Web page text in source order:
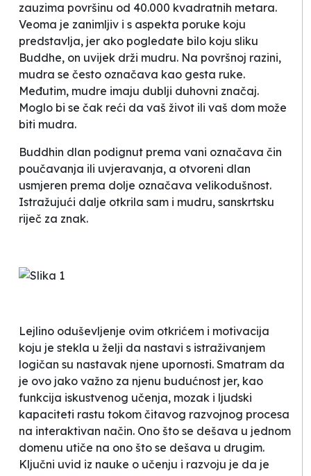
zauzima površinu od 40.000 kvadratnih metara.
Veoma je zanimljiv i s aspekta poruke koju
predstavlja, jer ako pogledate bilo koju sliku
Buddhe, on uvijek drži mudru. Na površnoj razini,
mudra se često označava kao gesta ruke.
Međutim, mudre imaju dublji duhovni značaj.
Moglo bi se čak reći da vaš život ili vaš dom može
biti mudra.
Buddhin dlan podignut prema vani označava čin
poučavanja ili uvjeravanja, a otvoreni dlan
usmjeren prema dolje označava velikodušnost.
Istražujući dalje otkrila sam i mudru, sanskrtsku
riječ za znak.
Lejlino oduševljenje ovim otkrićem i motivacija
koju je stekla u želji da nastavi s istraživanjem
logičan su nastavak njene upornosti. Smatram da
je ovo jako važno za njenu budućnost jer, kao
funkcija iskustvenog učenja, mozak i ljudski
kapaciteti rastu tokom čitavog razvojnog procesa
na interaktivan način. Ono što se dešava u jednom
domenu utiče na ono što se dešava u drugim.
Ključni uvid iz nauke o učenju i razvoju je da je